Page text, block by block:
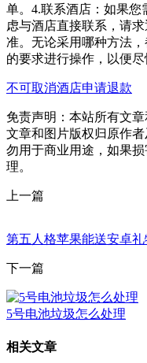
单。4.联系酒店：如果
虑与酒店直接联系，请
准。无论采用哪种方法
的要求进行操作，以便
不可取消酒店申请退款
免责声明：本站所有文
文章和图片版权归原作
勿用于商业用途，如果
理。
上一篇
第五人格苹果能送安卓礼
下一篇
5号电池垃圾怎么处理
相关文章